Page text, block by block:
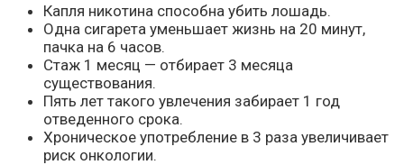
Капля никотина способна убить лошадь.
Одна сигарета уменьшает жизнь на 20 минут,
пачка на 6 часов.
Стаж 1 месяц — отбирает 3 месяца
существования.
Пять лет такого увлечения забирает 1 год
отведенного срока.
Хроническое употребление в 3 раза увеличивает
риск онкологии.